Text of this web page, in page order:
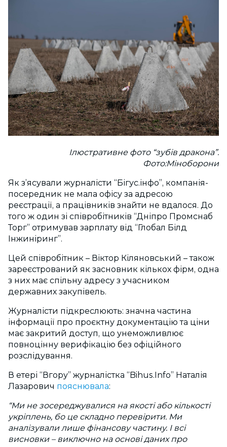
Ілюстративне фото “зубів дракона”.
Фото:Міноборони
Як з’ясували журналісти “Бігус.інфо”, компанія-
посередник не мала офісу за адресою
реєстрації, а працівників знайти не вдалося. До
того ж один зі співробітників “Дніпро Промснаб
Торг” отримував зарплату від “Глобал Білд
Інжиніринг”.
Цей співробітник – Віктор Кіляновський – також
зареєстрований як засновник кількох фірм, одна
з них має спільну адресу з учасником
державних закупівель.
Журналісти підкреслюють: значна частина
інформації про проєктну документацію та ціни
має закритий доступ, що унеможливлює
повноцінну верифікацію без офіційного
розслідування.
В етері “Вгору” журналістка “Bihus.Info” Наталія
Лазарович пояснювала:
“Ми не зосереджувалися на якості або кількості
укріплень, бо це складно перевірити. Ми
аналізували лише фінансову частину. І всі
висновки – виключно на основі даних про